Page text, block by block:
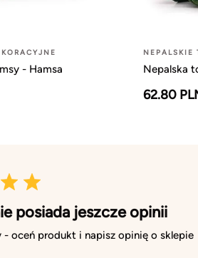
- Hamsa
NEPALSKIE
Nepalska
62.80
posiada jeszcze opinii
- oceń produkt i napisz opinię o sklepie